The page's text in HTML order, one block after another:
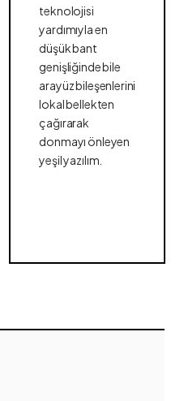
teknolojisi
yardımıyla en
düşük bant
genişliğinde bile
arayüz bileşenlerini
lokal bellekten
çağırarak
donmayı önleyen
yeşil yazılım.